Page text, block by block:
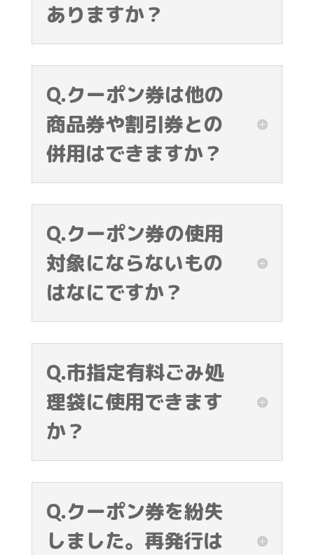
ありますか？
Q.クーポン券は他の
商品券や割引券との
併用はできますか？
Q.クーポン券の使用
対象にならないもの
はなにですか？
Q.市指定有料ごみ処
理袋に使用できます
か？
Q.クーポン券を紛失
しました。再発行は